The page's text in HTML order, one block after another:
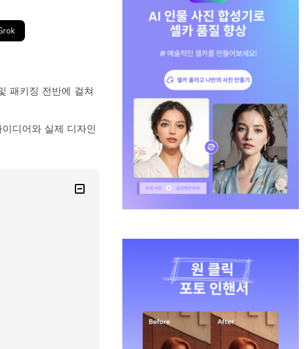
패키징 전반에 걸쳐
디어와 실제 디자인